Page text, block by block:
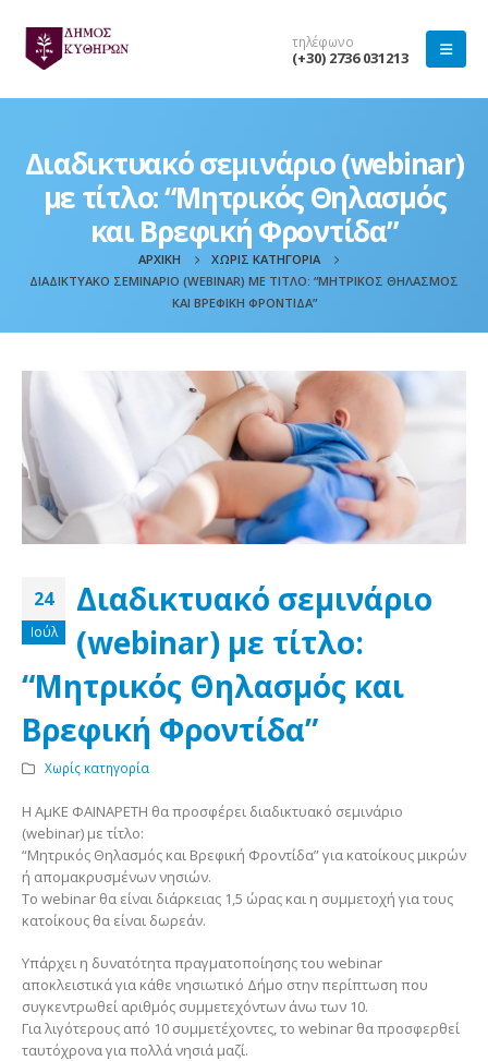
τηλέφωνο
(+30) 2736 031213
Διαδικτυακό σεμινάριο (webinar)
με τίτλο: “Μητρικός Θηλασμός
και Βρεφική Φροντίδα”
ΑΡΧΙΚΉ
ΧΩΡΊΣ ΚΑΤΗΓΟΡΊΑ
ΔΙΑΔΙΚΤΥΑΚΌ ΣΕΜΙΝΆΡΙΟ (WEBINAR) ΜΕ ΤΊΤΛΟ: “ΜΗΤΡΙΚΌΣ ΘΗΛΑΣΜΌΣ
ΚΑΙ ΒΡΕΦΙΚΉ ΦΡΟΝΤΊΔΑ”
24
Ιούλ
Διαδικτυακό σεμινάριο
(webinar) με τίτλο:
“Μητρικός Θηλασμός και
Βρεφική Φροντίδα”
Χωρίς κατηγορία
Η ΑμΚΕ ΦΑΙΝΑΡΕΤΗ θα προσφέρει διαδικτυακό σεμινάριο
(webinar) με τίτλο:
“Μητρικός Θηλασμός και Βρεφική Φροντίδα” για κατοίκους μικρών
ή απομακρυσμένων νησιών.
Το webinar θα είναι διάρκειας 1,5 ώρας και η συμμετοχή για τους
κατοίκους θα είναι δωρεάν.
Υπάρχει η δυνατότητα πραγματοποίησης του webinar
αποκλειστικά για κάθε νησιωτικό Δήμο στην περίπτωση που
συγκεντρωθεί αριθμός συμμετεχόντων άνω των 10.
Για λιγότερους από 10 συμμετέχοντες, το webinar θα προσφερθεί
ταυτόχρονα για πολλά νησιά μαζί.